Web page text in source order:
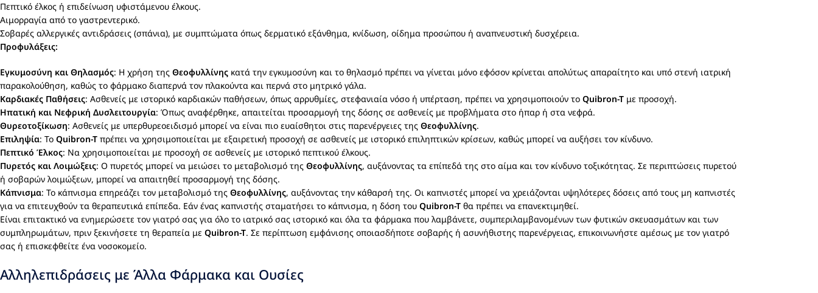
Πεπτικό έλκος ή επιδείνωση υφιστάμενου έλκους.
Αιμορραγία από το γαστρεντερικό.
Σοβαρές αλλεργικές αντιδράσεις (σπάνια), με συμπτώματα όπως δερματικό εξάνθημα, κνίδωση, οίδημα προσώπου ή αναπνευστική δυσχέρεια.
Προφυλάξεις:
Εγκυμοσύνη και Θηλασμός: Η χρήση της Θεοφυλλίνης κατά την εγκυμοσύνη και το θηλασμό πρέπει να γίνεται μόνο εφόσον κρίνεται απολύτως απαραίτητο και υπό στενή ιατρική
παρακολούθηση, καθώς το φάρμακο διαπερνά τον πλακούντα και περνά στο μητρικό γάλα.
Καρδιακές Παθήσεις: Ασθενείς με ιστορικό καρδιακών παθήσεων, όπως αρρυθμίες, στεφανιαία νόσο ή υπέρταση, πρέπει να χρησιμοποιούν το Quibron-T με προσοχή.
Ηπατική και Νεφρική Δυσλειτουργία: Όπως αναφέρθηκε, απαιτείται προσαρμογή της δόσης σε ασθενείς με προβλήματα στο ήπαρ ή στα νεφρά.
Θυρεοτοξίκωση: Ασθενείς με υπερθυρεοειδισμό μπορεί να είναι πιο ευαίσθητοι στις παρενέργειες της Θεοφυλλίνης.
Επιληψία: Το Quibron-T πρέπει να χρησιμοποιείται με εξαιρετική προσοχή σε ασθενείς με ιστορικό επιληπτικών κρίσεων, καθώς μπορεί να αυξήσει τον κίνδυνο.
Πεπτικό Έλκος: Να χρησιμοποιείται με προσοχή σε ασθενείς με ιστορικό πεπτικού έλκους.
Πυρετός και Λοιμώξεις: Ο πυρετός μπορεί να μειώσει το μεταβολισμό της Θεοφυλλίνης, αυξάνοντας τα επίπεδά της στο αίμα και τον κίνδυνο τοξικότητας. Σε περιπτώσεις πυρετού
ή σοβαρών λοιμώξεων, μπορεί να απαιτηθεί προσαρμογή της δόσης.
Κάπνισμα: Το κάπνισμα επηρεάζει τον μεταβολισμό της Θεοφυλλίνης, αυξάνοντας την κάθαρσή της. Οι καπνιστές μπορεί να χρειάζονται υψηλότερες δόσεις από τους μη καπνιστές
για να επιτευχθούν τα θεραπευτικά επίπεδα. Εάν ένας καπνιστής σταματήσει το κάπνισμα, η δόση του Quibron-T θα πρέπει να επανεκτιμηθεί.
Είναι επιτακτικό να ενημερώσετε τον γιατρό σας για όλο το ιατρικό σας ιστορικό και όλα τα φάρμακα που λαμβάνετε, συμπεριλαμβανομένων των φυτικών σκευασμάτων και των
συμπληρωμάτων, πριν ξεκινήσετε τη θεραπεία με Quibron-T. Σε περίπτωση εμφάνισης οποιασδήποτε σοβαρής ή ασυνήθιστης παρενέργειας, επικοινωνήστε αμέσως με τον γιατρό
σας ή επισκεφθείτε ένα νοσοκομείο.
Αλληλεπιδράσεις με Άλλα Φάρμακα και Ουσίες